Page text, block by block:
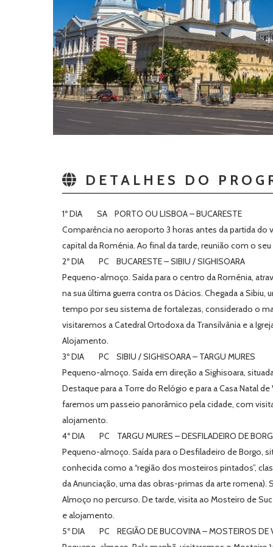
DETALHES DO
1º DIA SA PORTO OU LISBOA – BUCARESTE
Comparência no aeroporto 3 horas antes da partida do
capital da Roménia. Ao final da tarde, reunião com o
2º DIA PC BUCARESTE – SIBIU / SIGHISOARA
Pequeno-almoço. Saída para o centro da Roménia,
na sua última guerra contra os Dácios. Chegada a
tempo por seu sistema de fortalezas, considerado o
visitaremos a Catedral Ortodoxa da Transilvânia e a
Alojamento.
3º DIA PC SIBIU / SIGHISOARA – TARGU MURES
Pequeno-almoço. Saída em direção a Sighisoara,
Destaque para a Torre do Relógio e para a Casa Natal
faremos um passeio panorâmico pela cidade, com
alojamento.
4º DIA PC TARGU MURES – DESFILADEIRO DE
Pequeno-almoço. Saída para o Desfiladeiro de Borgo,
conhecida como a “região dos mosteiros pintados”,
da Anunciação, uma das obras-primas da arte
Almoço no percurso. De tarde, visita ao Mosteiro de
e alojamento.
5º DIA PC REGIÃO DE BUCOVINA – MOSTEIROS DE